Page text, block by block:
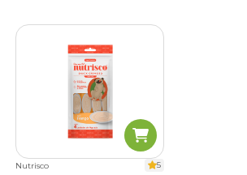
Nutrisco 5